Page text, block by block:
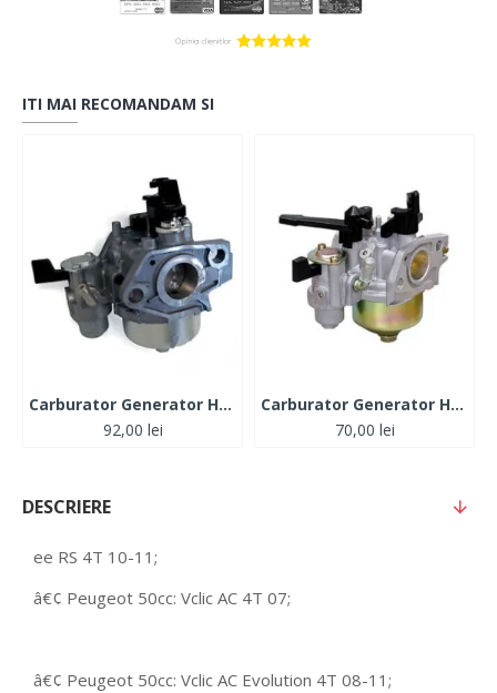
ITI MAI RECOMANDAM SI
Carburator Generator Honda GX 110-120
92,00 lei
Carburator Generator Honda GX 160
70,00 lei
DESCRIERE
ee RS 4T 10-11;
â€¢ Peugeot 50cc: Vclic AC 4T 07;
â€¢ Peugeot 50cc: Vclic AC Evolution 4T 08-11;